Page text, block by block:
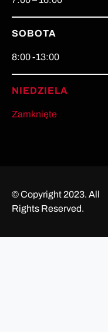
SOBOTA
8:00 -13:00
NIEDZIELA
Zamknięte
© Copyright 2023. All
Rights Reserved.